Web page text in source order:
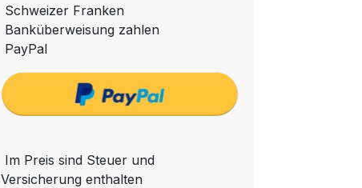
Schweizer Franken
Banküberweisung zahlen
PayPal
Im Preis sind Steuer und
Versicherung enthalten